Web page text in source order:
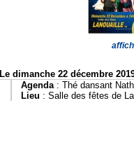
Le dimanche 22 décembre
Agenda:Thé dansant
Lieu : Salle des fêtes de